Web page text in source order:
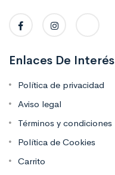
Enlaces De Interés
Política de privacidad
Aviso legal
Términos y condiciones
Política de Cookies
Carrito